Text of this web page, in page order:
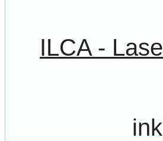
ILCA -